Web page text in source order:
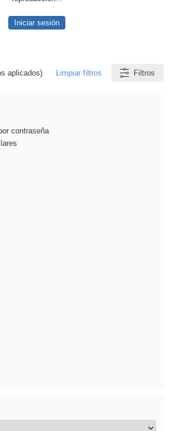
Iniciar sesión
aplicados) Limpiar filtros Filtros
contraseña